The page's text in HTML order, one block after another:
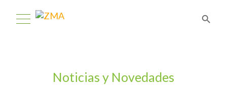
Noticias y Novedades